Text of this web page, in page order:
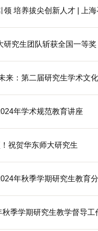
领 培养拔尖创新人才 | 上
研究生团队斩获全国一等奖
来：第二届研究生学术文
年学术规范教育讲座
祝贺华东师大研究生
年秋季学期研究生教育
秋季学期研究生教学督导工